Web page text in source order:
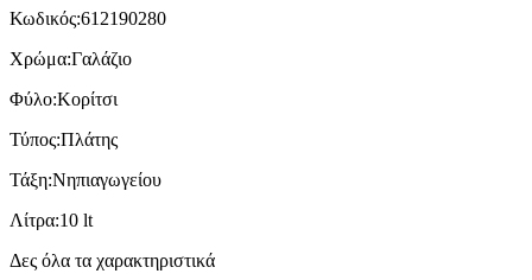
Κωδικός:612190280
Χρώμα:Γαλάζιο
Φύλο:Κορίτσι
Τύπος:Πλάτης
Τάξη:Νηπιαγωγείου
Λίτρα:10 lt
Δες όλα τα χαρακτηριστικά